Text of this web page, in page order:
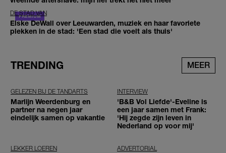
DE STAD VAN
Elske DeWall over Leeuwarden, muziek en haar favoriete
plekken in de stad: 'Een stad die voelt als thuis'
TRENDING MEER
GELEZEN BIJ DE TANDARTS
Marlijn Weerdenburg en
partner na negen jaar
eindelijk samen op vakantie
INTERVIEW
'B&B Vol Liefde'-Eveline is
een jaar samen met Frank:
'Hij zegde zijn leven in
Nederland op voor mij'
LEKKER LOEREN ADVERTORIAL